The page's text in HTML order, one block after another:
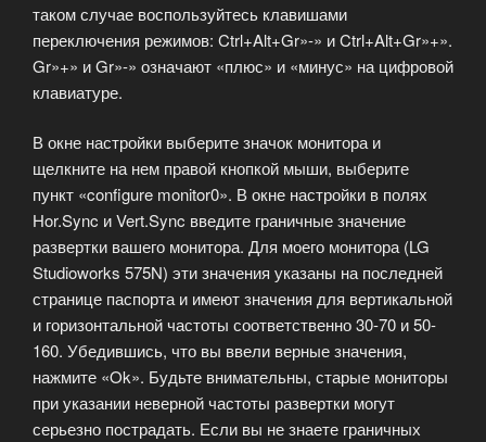
таком случае воспользуйтесь клавишами
переключения режимов: Ctrl+Alt+Gr»-» и Ctrl+Alt+Gr»+».
Gr»+» и Gr»-» означают «плюс» и «минус» на цифровой
клавиатуре.
В окне настройки выберите значок монитора и
щелкните на нем правой кнопкой мыши, выберите
пункт «configure monitor0». В окне настройки в полях
Hor.Sync и Vert.Sync введите граничные значение
развертки вашего монитора. Для моего монитора (LG
Studioworks 575N) эти значения указаны на последней
странице паспорта и имеют значения для вертикальной
и горизонтальной частоты соответственно 30-70 и 50-
160. Убедившись, что вы ввели верные значения,
нажмите «Ok». Будьте внимательны, старые мониторы
при указании неверной частоты развертки могут
серьезно пострадать. Если вы не знаете граничных